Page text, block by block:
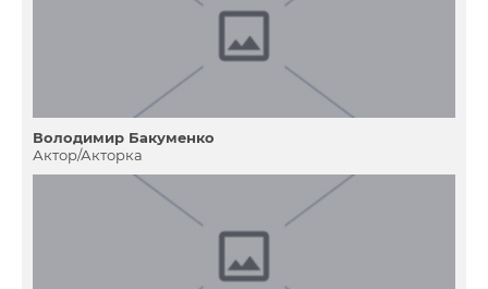
Володимир Бакуменко
Актор/Акторка